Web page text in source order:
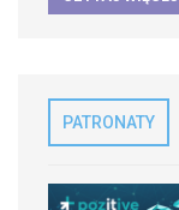
PATRONATY